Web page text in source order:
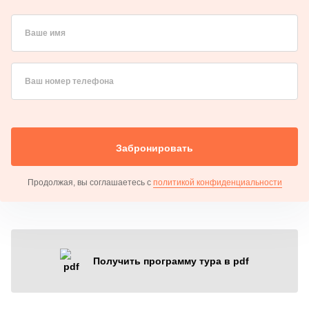
Ваше имя
Ваш номер телефона
Забронировать
Продолжая, вы соглашаетесь с политикой конфиденциальности
Получить программу тура в pdf